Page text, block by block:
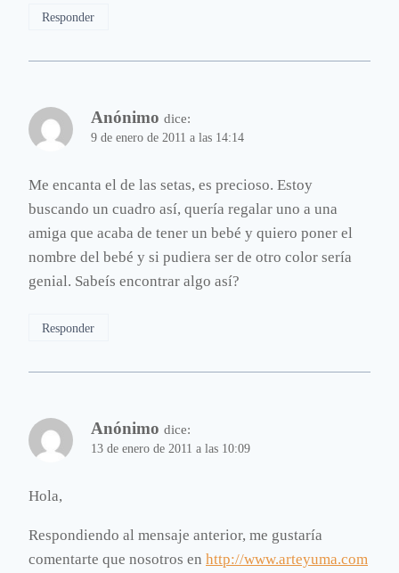
Responder
Anónimo dice:
9 de enero de 2011 a las 14:14
Me encanta el de las setas, es precioso. Estoy
buscando un cuadro así, quería regalar uno a una
amiga que acaba de tener un bebé y quiero poner el
nombre del bebé y si pudiera ser de otro color sería
genial. Sabeís encontrar algo así?
Responder
Anónimo dice:
13 de enero de 2011 a las 10:09
Hola,
Respondiendo al mensaje anterior, me gustaría
comentarte que nosotros en http://www.arteyuma.com